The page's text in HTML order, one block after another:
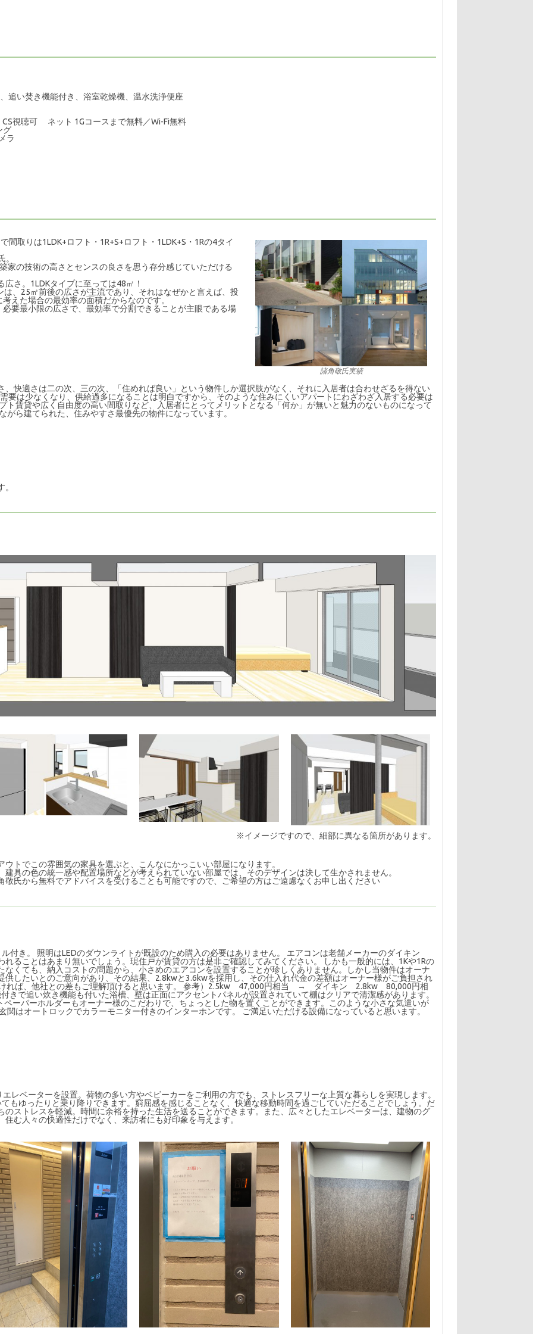
追い焚き機能付き、浴室乾燥機、温水洗浄便座
CS視聴可 ネット 1Gコース まで無料／Wi-Fi無料
グ
ラ
取りは1LDK+ロフト・1R+S+ロフト・1LDK+S・1Rの4タイ
家の技術の高さとセンスの良さを思う存分感じていただける
さ。1LDKタイプに至っては48㎡！
、25㎡前後の広さが主流であり、それはなぜかと言えば、投
えた場合の最効率の面積だからなのです。
要最小限の広さで、最効率で分割できることが主眼である場
諸角敬氏実績
快適さは二の次、三の次、「住めれば良い」という物件しか選択肢がなく、それに入居者は合わせざるを得ない
要は少なくなり、供給過多になることは明白ですから、そのような住みにくいアパートにわざわざ入居する必要は
ト賃貸や広く自由度の高い間取りなど、入居者にとってメリットとなる「何か」が無いと魅力のないものになって
ら建てられた、住みやすさ最優先の物件になっています。
※イメージですので、細部に異なる箇所があります。
トでこの雰囲気の家具を選ぶと、こんなにかっこいい部屋になります。
具の色の統一感や配置場所などが考えられていない部屋では、そのデザインは決して生かされません。
氏から無料でアドバイスを受けることも可能ですので、ご希望の方はご遠慮なくお申し出ください
付き。 照明はLEDのダウンライトが既設のため購入の必要はありません。 エアコンは老舗メーカーのダイキン
ることはあまり無いでしょう。現住戸が賃貸の方は是非ご確認してみてください。 しかも一般的には、1Kや1Rの
くても、納入コストの問題から、小さめのエアコンを設置することが珍しくありません。しかし当物件はオーナ
したいとのご意向があり、その結果、2.8kwと3.6kwを採用し、その仕入れ代金の差額はオーナー様がご負担され
ければ、他社との差もご理解頂けると思います。 参考）2.5kw 47,000円相当 → ダイキン 2.8kw 80,000円相
で追い炊き機能も付いた浴槽、壁は正面にアクセントパネルが設置されていて棚はクリアで清潔感があります。
ーパーホルダーもオーナー様のこだわりで、ちょっとした物を置くことができます。このような小さな気遣いが
関はオートロックでカラーモニター付きのインターホンです。 ご満足いただける設備になっていると思います。
レベーターを設置。荷物の多い方やベビーカーをご利用の方でも、ストレスフリーな上質な暮らしを実現します。
もゆったりと乗り降りできます。窮屈感を感じることなく、快適な移動時間を過ごしていただることでしょう。だ
ストレスを軽減。時間に余裕を持った生活を送ることができます。また、広々としたエレベーターは、建物のグ
む人々の快適性だけでなく、来訪者にも好印象を与えます。